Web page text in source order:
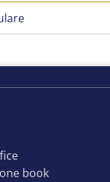
book